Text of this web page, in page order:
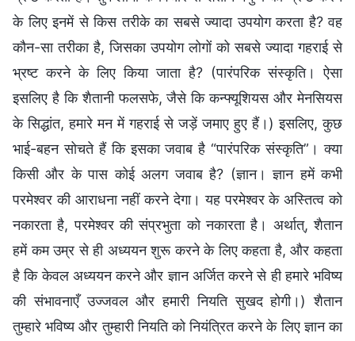
के लिए इनमें से किस तरीके का सबसे ज्यादा उपयोग करता है? वह
कौन-सा तरीका है, जिसका उपयोग लोगों को सबसे ज्यादा गहराई से
भ्रष्ट करने के लिए किया जाता है? (पारंपरिक संस्कृति। ऐसा
इसलिए है कि शैतानी फलसफे, जैसे कि कन्फ्यूशियस और मेनसियस
के सिद्धांत, हमारे मन में गहराई से जड़ें जमाए हुए हैं।) इसलिए, कुछ
भाई-बहन सोचते हैं कि इसका जवाब है “पारंपरिक संस्कृति”। क्या
किसी और के पास कोई अलग जवाब है? (ज्ञान। ज्ञान हमें कभी
परमेश्वर की आराधना नहीं करने देगा। यह परमेश्वर के अस्तित्व को
नकारता है, परमेश्वर की संप्रभुता को नकारता है। अर्थात्, शैतान
हमें कम उम्र से ही अध्ययन शुरू करने के लिए कहता है, और कहता
है कि केवल अध्ययन करने और ज्ञान अर्जित करने से ही हमारे भविष्य
की संभावनाएँ उज्‍जवल और हमारी नियति सुखद होगी।) शैतान
तुम्हारे भविष्य और तुम्हारी नियति को नियंत्रित करने के लिए ज्ञान का